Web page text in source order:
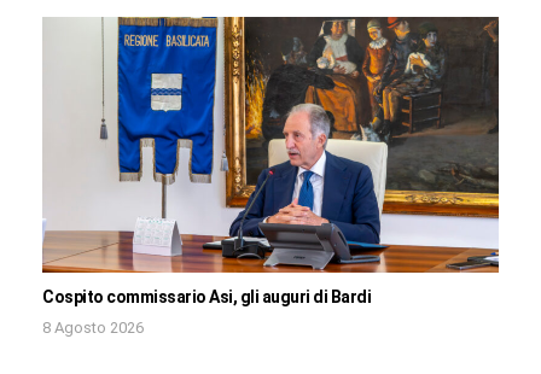
Cospito commissario Asi, gli auguri di Bardi
8 Agosto 2026